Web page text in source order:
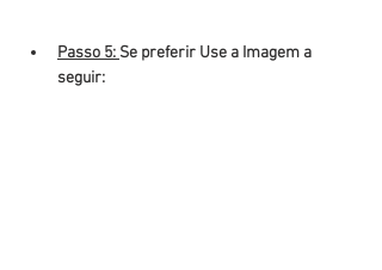
Passo 5: Se preferir Use a Imagem a
seguir: